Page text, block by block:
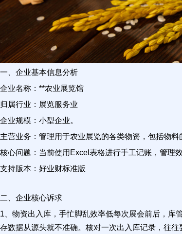
一、企业基本信息分析
企业名称：**农业展览馆
归属行业：展览服务业
企业规模：小型企业。
主营业务：管理用于农业展览的各类物资，包括物
核心问题：当前使用Excel表格进行手工记账，管理
支持版本：好业财标准版
二、企业核心诉求
1、物资出入库，手忙脚乱效率低每次展会前后，库
存数据从源头就不准确。核对一次出入库记录，往往